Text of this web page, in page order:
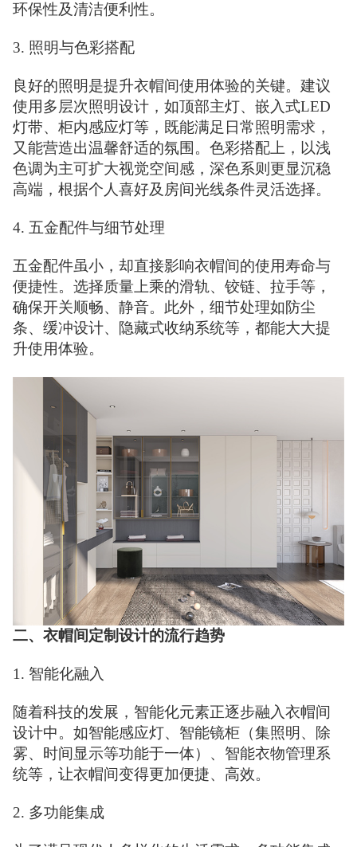
环保性及清洁便利性。
3. 照明与色彩搭配
良好的照明是提升衣帽间使用体验的关键。建议
使用多层次照明设计，如顶部主灯、嵌入式LED
灯带、柜内感应灯等，既能满足日常照明需求，
又能营造出温馨舒适的氛围。色彩搭配上，以浅
色调为主可扩大视觉空间感，深色系则更显沉稳
高端，根据个人喜好及房间光线条件灵活选择。
4. 五金配件与细节处理
五金配件虽小，却直接影响衣帽间的使用寿命与
便捷性。选择质量上乘的滑轨、铰链、拉手等，
确保开关顺畅、静音。此外，细节处理如防尘
条、缓冲设计、隐藏式收纳系统等，都能大大提
升使用体验。
二、衣帽间定制设计的流行趋势
1. 智能化融入
随着科技的发展，智能化元素正逐步融入衣帽间
设计中。如智能感应灯、智能镜柜（集照明、除
雾、时间显示等功能于一体）、智能衣物管理系
统等，让衣帽间变得更加便捷、高效。
2. 多功能集成